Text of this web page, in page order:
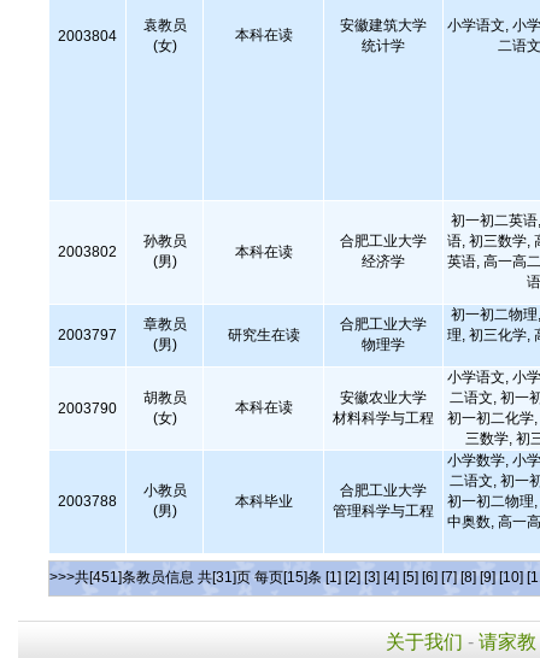
2003804
袁教员
(女)
本科在读
安徽建筑大学
统计学
小学语文, 小
二语
2003802
孙教员
(男)
本科在读
合肥工业大学
经济学
初一初二英
语, 初三数学,
英语, 高一高
2003797
章教员
(男)
研究生在读
合肥工业大学
物理学
初一初二物
理, 初三化学,
2003790
胡教员
(女)
本科在读
安徽农业大学
材料科学与工程
小学语文, 小
二语文, 初一
初一初二化学
三数学, 初
2003788
小教员
(男)
本科毕业
合肥工业大学
管理科学与工程
小学数学, 小
二语文, 初一
初一初二物理
中奥数, 高一
>>>共[451]条教员信息 共[31]页 每页[15]条 [1] [2] [3] [4] [5] [6] [7] [8] [9] [10]
关于我们 - 请家教